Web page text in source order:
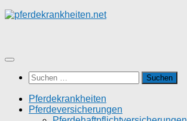
Zum
Suchen
nach:
Pferdekrankheiten
Pferdeversicherungen